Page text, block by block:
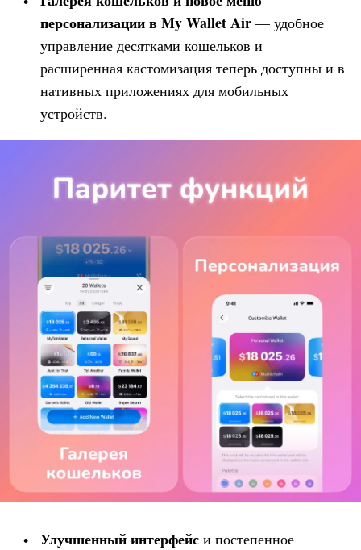
персонализации вMy WalletAir — удобное
управление десятками кошельков и
расширенная кастомизация теперь доступны и в
нативных приложениях для мобильных
устройств.
Улучшенный интерфейс и постепенное